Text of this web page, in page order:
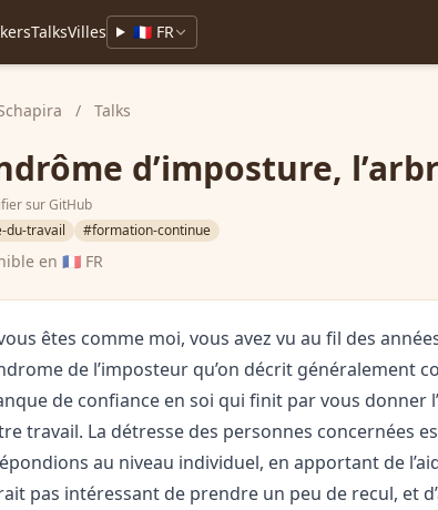
TalksVilles 🇫🇷 FR
/ Talks
d’imposture,
sur GitHub
du-travail
#formation-continue
en 🇫🇷 FR
êtes comme moi, vous avez vu au fil des
de l’imposteur qu’on décrit généralement
de confiance en soi qui finit par vous donner
travail. La détresse des personnes concernées
au niveau individuel, en apportant de
pas intéressant de prendre un peu de recul, et